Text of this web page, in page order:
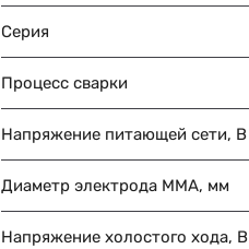
Серия
Процесс сварки
Напряжение питающей сети, В
Диаметр электрода MMA, мм
Напряжение холостого хода, В